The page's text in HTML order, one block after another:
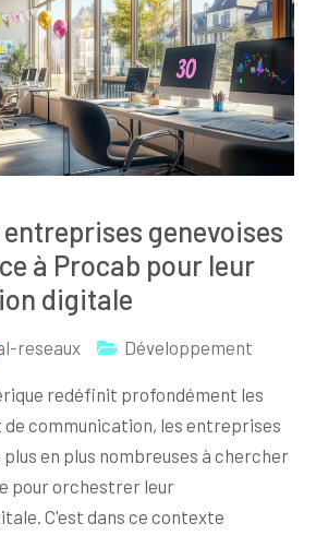
genevoises
à Procab pour leur
digitale
reseaux Développement
redéfinit profondément les
de communication, les entreprises
en plus nombreuses à chercher
pour orchestrer leur
C'est dans ce contexte